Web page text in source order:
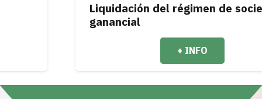
Liquidación del régimen de sociedad
ganancial